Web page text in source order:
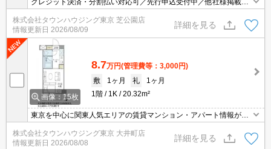
クレジット決済・分割払い対応可／先行申込受付中／他社様掲載物
件もまとめてご案内可能／専任物件多数あり
株式会社タウンハウジング東京 芝公園店
情報更新日 2026/08/09
詳細を見る
画像：15枚
8.7万円(管理費等：3,000円)
敷
1ヶ月 礼
1ヶ月
1階
1K 20.32m²
東京を中心に関東人気エリアの賃貸マンション・アパート情報が豊
富！ 直営140店舗以上の 独自のネットワークで最適なマンション・
アパートをお探しします！
株式会社タウンハウジング東京 大井町店
情報更新日 2026/08/08
詳細を見る